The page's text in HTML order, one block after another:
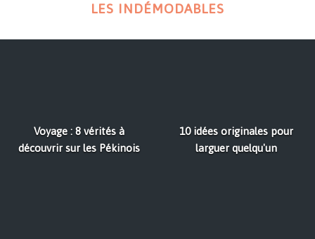
LES INDÉMODABLES
Voyage : 8 vérités à
découvrir sur les Pékinois
10 idées originales pour
larguer quelqu'un